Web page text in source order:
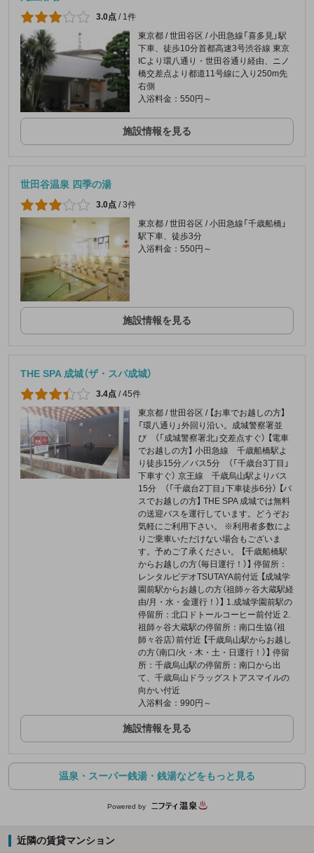
3.0点 / 1件
東京都 / 世田谷区 / 小田急線「喜多見」駅
下車、徒歩10分首都高速3号渋谷線 東京
ICより環八通り・世田谷通り経由、ニノ
橋交差点より都道11号線に入り250m先
右側
入浴料金：550円～
施設情報を見る
世田谷温泉 四季の湯
3.0点 /3件
東京都 / 世田谷区 / 小田急線「千歳船橋」
駅下車、徒歩3分
入浴料金：550円～
施設情報を見る
THE SPA 成城（ザ・スパ成城）
3.4点 /45件
東京都 / 世田谷区 / 【お車でお越しの方】
「環八通り」外回り沿い。成城警察署並
び （「成城警察署北」交差点すぐ） 【電車
でお越しの方】 小田急線 千歳船橋駅よ
り徒歩15分／バス5分 （「千歳台3丁目」
下車すぐ） 京王線 千歳烏山駅よりバス
15分 （「千歳台2丁目」下車徒歩6分） 【バ
スでお越しの方】 THE SPA 成城では無料
の送迎バスを運行しています。どうぞお
気軽にご利用下さい。 ※利用者多数によ
りご乗車いただけない場合もございま
す。予めご了承ください。 【千歳船橋駅
からお越しの方（毎日運行！）】 停留所：
レンタルビデオTSUTAYA前付近 【成城学
園前駅からお越しの方（祖師ヶ谷大蔵駅経
由/月・水・金運行！）】 1.成城学園前駅の
停留所：北口ドトールコーヒー前付近 2.
祖師ヶ谷大蔵駅の停留所：南口生協（祖
師々谷店）前付近 【千歳烏山駅からお越し
の方（南口/火・木・土・日運行！）】 停留
所：千歳烏山駅の停留所：南口から出
て、千歳烏山ドラッグストアスマイルの
向かい付近
入浴料金：990円～
施設情報を見る
温泉・スーパー銭湯・銭湯などをもっと見る
Powered by
近隣の賃貸マンション